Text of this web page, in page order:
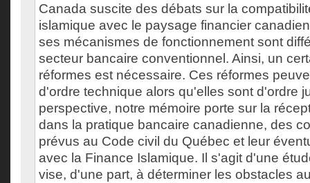
Canada suscite des débats sur la
islamique avec le paysage financier
ses mécanismes de fonctionnement sont
secteur bancaire conventionnel. Ainsi, un
réformes est nécessaire. Ces réformes
d'ordre technique alors qu'elles sont d'ordre
perspective, notre mémoire porte sur la
dans la pratique bancaire canadienne, des
prévus au Code civil du Québec et leur
avec la Finance Islamique. Il s'agit d'une
vise, d'une part, à déterminer les obstacles